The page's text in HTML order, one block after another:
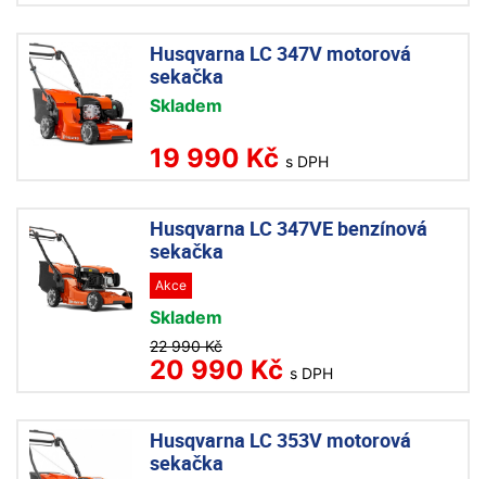
Husqvarna LC 347V motorová
sekačka
Skladem
19 990 Kč s DPH
Husqvarna LC 347VE benzínová
sekačka
Akce
Skladem
22 990 Kč
20 990 Kč s DPH
Husqvarna LC 353V motorová
sekačka